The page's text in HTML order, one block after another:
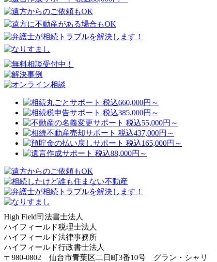
High Field司法書士法人
ハイフィールド税理士法人
ハイフィールド法律事務所
ハイフィールド行政書士法人
〒980-0802 仙台市青葉区二日町3番10号 グラン・シャリ